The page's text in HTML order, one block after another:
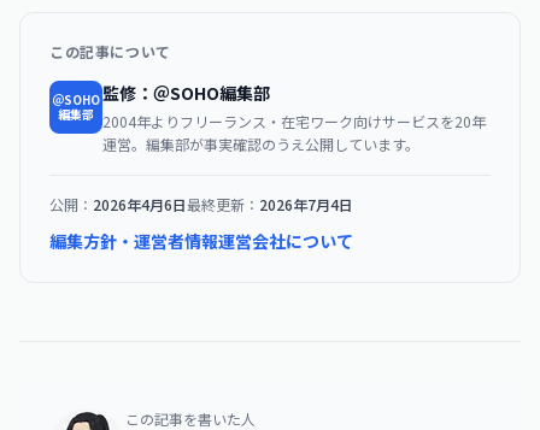
この記事について
＠SOHO
編集部
監修：＠SOHO編集部
2004年よりフリーランス・在宅ワーク向けサービスを20年
運営。編集部が事実確認のうえ公開しています。
公開： 2026年4月6日最終更新： 2026年7月4日
編集方針・運営者情報運営会社について
この記事を書いた人